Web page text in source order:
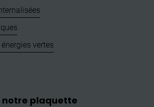
vertes
notre plaquette